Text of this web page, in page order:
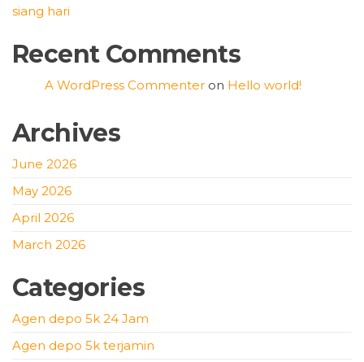
siang hari
Recent Comments
A WordPress Commenter on Hello world!
Archives
June 2026
May 2026
April 2026
March 2026
Categories
Agen depo 5k 24 Jam
Agen depo 5k terjamin